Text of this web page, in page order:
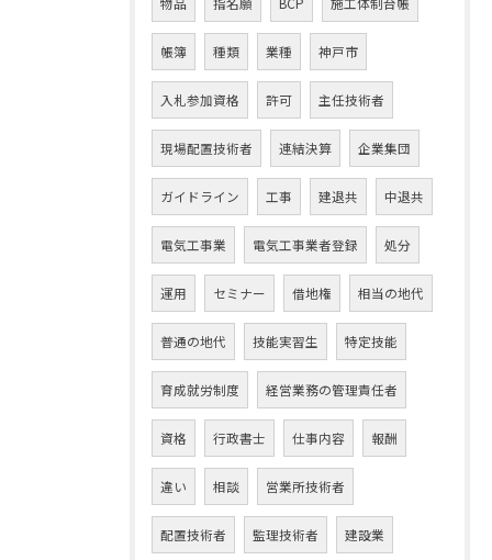
帳簿 種類 業種 神戸市
入札参加資格 許可 主任技術者
現場配置技術者 連結決算 企業集団
ガイドライン 工事 建退共 中退共
電気工事業 電気工事業者登録 処分
運用 セミナー 借地権 相当の地代
普通の地代 技能実習生 特定技能
育成就労制度 経営業務の管理責任者
資格 行政書士 仕事内容 報酬
違い 相談 営業所技術者
配置技術者 監理技術者 建設業